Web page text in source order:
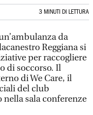
3 MINUTI DI LETTURA
da
Reggiana si
per raccogliere
di soccorso. Il
di We Care, il
del club
nella sala conferenze